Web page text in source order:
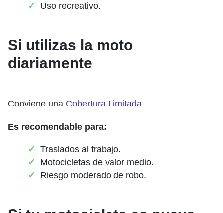
Uso recreativo.
Si utilizas la moto
diariamente
Conviene una Cobertura Limitada.
Es recomendable para:
Traslados al trabajo.
Motocicletas de valor medio.
Riesgo moderado de robo.